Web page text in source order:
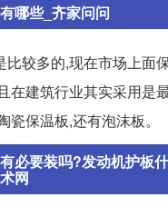
哪些_齐家问问
比较多的,现在市场上面
在建筑行业其实采用是
瓷保温板,还有泡沫板。
必要装吗?发动机护板
网